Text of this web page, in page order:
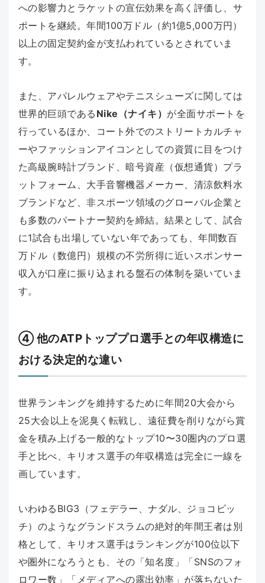
への影響力とラケットの宣伝効果を高く評価し、サ
ポートを継続。年間100万ドル（約1億5,000万円）
以上の固定契約金が支払われているとされていま
す。
また、アパレルウェアやテニスシューズに関しては
世界的巨頭である Nike（ナイキ） が全面サポートを
行っているほか、コート外でのストリートカルチャ
ーやファッションアイコンとしての資質に目をつけ
た高級腕時計ブランド、暗号資産（仮想通貨）プラ
ットフォーム、大手音響機器メーカー、清涼飲料水
ブランドなど、非スポーツ領域のグローバル企業と
も多数のパートナー契約を締結。結果として、試合
に1試合も出場していない年であっても、年間数百
万ドル（数億円）規模の不労所得に近いスポンサー
収入が口座に振り込まれる盤石の体制を築いていま
す。
④ 他のATPトッププロ選手との年収構造に
おける決定的な違い
世界ランキングを維持するために年間20大会から
25大会以上を泥臭く転戦し、遠征費を削りながら賞
金を積み上げる一般的なトップ10〜30圏内のプロ選
手と比べ、キリオス選手の年収構造は完全に一線を
画しています。
いわゆるBIG3（フェデラー、ナダル、ジョコビッ
チ）のようなグランドスラムの絶対的年間王者は別
格として、キリオス選手はランキングが100位以下
や圏外になろうとも、その「知名度」「SNSのフォ
ロワー数」「メディアへの露出効率」が落ちないた